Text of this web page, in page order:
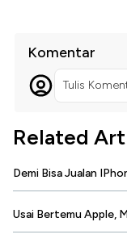
Komentar
Tulis
Related
Demi Bisa Jualan
Usai Bertemu Apple,